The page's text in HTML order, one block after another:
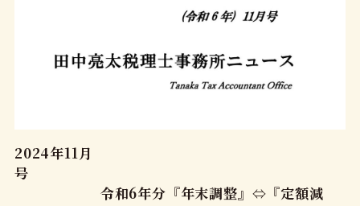
2024年11月
号
令和6年分『年末調整』⇔『定額減